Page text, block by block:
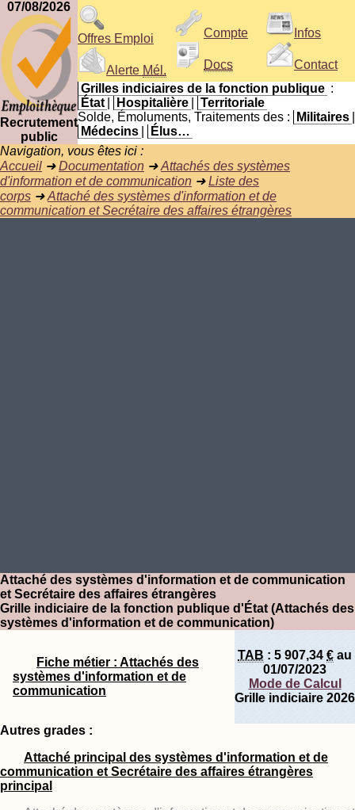
07/08/2026
Recrutement
public
Offres Emploi
Alerte Mél.
Compte
Docs
Infos
Contact
Grilles indiciaires de la fonction publique :
État
Hospitalière
Territoriale
Solde, Émoluments, Traitements des :
Militaires
Médecins
Élus…
Navigation, vous êtes ici :
Accueil ➜Documentation ➜Attachés des systèmes
d'information et de communication ➜Liste des
corps ➜Attaché des systèmes d'information et de
communication et Secrétaire des affaires étrangères
Attaché des systèmes d'information et de communication
et Secrétaire des affaires étrangères
Grille indiciaire de la fonction publique d'État (Attachés des
systèmes d'information et de communication)
Fiche métier : Attachés des
systèmes d'information et de
communication
TAB : 5 907,34 € au
01/07/2023
Mode de Calcul
Grille indiciaire 2026
Autres grades :
Attaché principal des systèmes d'information et de
communication et Secrétaire des affaires étrangères
principal